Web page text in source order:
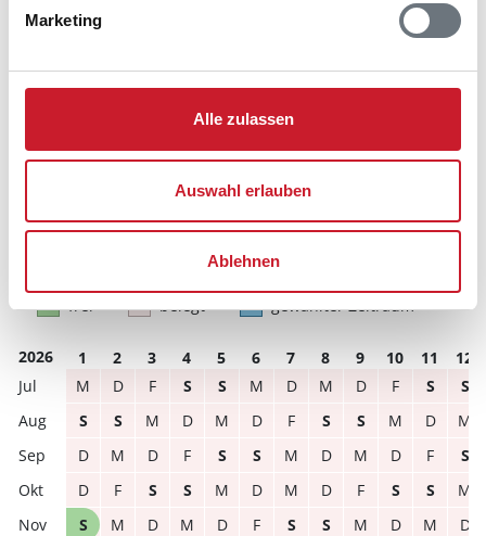
Marketing
Alle zulassen
Auswahl erlauben
Ablehnen
Anzahl Reisende auswählen
Anreisetag im Belegungskalender anklicken
Sie bekommen Verfügbarkeit und Preis angezeigt
Reisedauer Anzahl Reisende
Bitte beachten Sie, dass sich bei Änderungen des
Hausbeschreibung und/oder der Ausstattung ergeben
frei belegt gewählter Zeitraum
2026 1 2 3 4 5 6 7 8 9 10 11
12
M
D F S S M D M D F S
S
S
S M D M D F S S M D
M
D
M D F S S M D M D F
S
D
F S S M D M D F S S
M
S
M D M D F S S M D M
D